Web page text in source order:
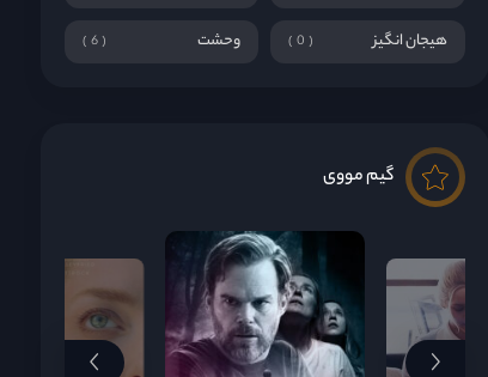
هیجان انگیز 0 وحشت 6
گیم مووی